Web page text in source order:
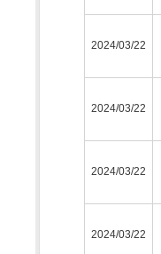
2024/03/22
2024/03/22
2024/03/22
2024/03/22